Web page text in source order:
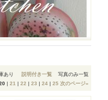
あり 説明付き一覧 写真のみ一覧
| 21 | 22 | 23 | 24 | 25 次のページ»